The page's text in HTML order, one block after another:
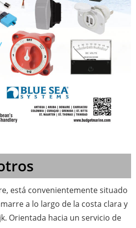
está convenientemente situado
a lo largo de la costa clara y
Orientada hacia un servicio de